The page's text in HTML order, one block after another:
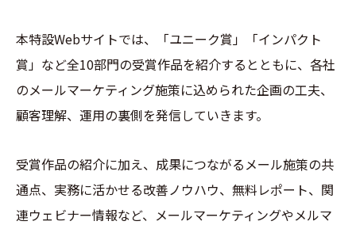
本特設Webサイトでは、「ユニーク賞」「インパクト
賞」など全10部門の受賞作品を紹介するとともに、各社
のメールマーケティング施策に込められた企画の工夫、
顧客理解、運用の裏側を発信していきます。
受賞作品の紹介に加え、成果につながるメール施策の共
通点、実務に活かせる改善ノウハウ、無料レポート、関
連ウェビナー情報など、メールマーケティングやメルマ